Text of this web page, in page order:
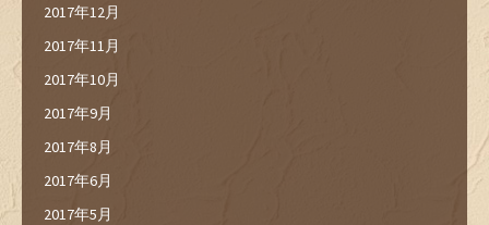
2017年12月
2017年11月
2017年10月
2017年9月
2017年8月
2017年6月
2017年5月